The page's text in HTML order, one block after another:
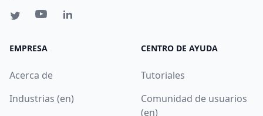
EMPRESA
Acerca de
Industrias (en)
CENTRO DE AYUDA
Tutoriales
Comunidad de usuarios
(en)